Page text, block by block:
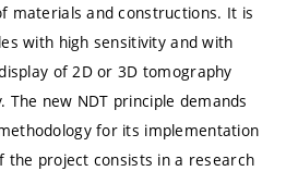
materials and constructions. It is
with high sensitivity and with
of 2D or 3D tomography
new NDT principle demands
for its implementation
the project consists in a research